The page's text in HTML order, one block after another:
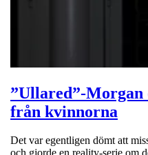
”Ullared”-Morgan
från kvinnorna
Det var egentligen dömt att